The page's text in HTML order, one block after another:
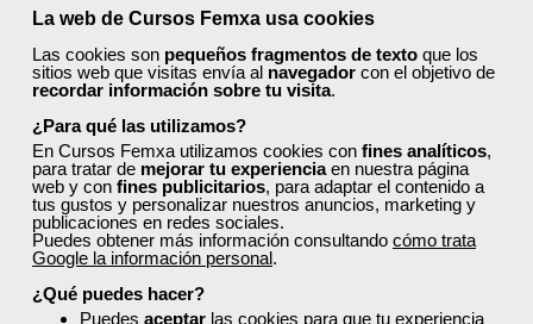
La web de Cursos Femxa usa cookies
Las cookies son pequeños fragmentos de texto que los
sitios web que visitas envía al navegador con el objetivo de
recordar información sobre tu visita.
¿Para qué las utilizamos?
En Cursos Femxa utilizamos cookies con fines analíticos,
para tratar de mejorar tu experienciaen nuestra página
web y con fines publicitarios, para adaptar el contenido a
tus gustos y personalizar nuestros anuncios, marketing y
publicaciones en redes sociales.
Puedes obtener más información consultando cómo trata
Google la información personal.
¿Qué puedes hacer?
Puedes aceptar las cookies para que tu experiencia
Online (toda España)
Ver curso
ONLINE
Formación 100%